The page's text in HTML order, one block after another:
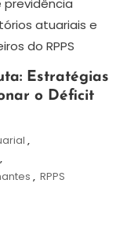
Estratégias
o Déficit
,
,
, RPPS